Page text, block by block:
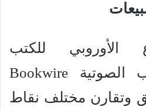
الأوروبي للكتب
الإلكترونية والكتب الصوتية Bookwire
وتقارن مختلف نقاط